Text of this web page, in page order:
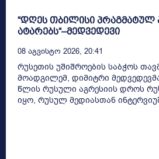
“დღეს თბილისი პრაგმატულ
ატარებს“–მედვედევი
08 Აგვისტო 2026, 20:41
რუსეთის უშიშროების საბჭოს
მოადგილემ, დიმიტრი
წლის რუსული აგრესიის დროს
იყო, რუსულ მედიასთან